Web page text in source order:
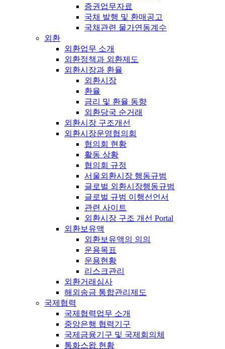
증권업무자료
국채 발행 및 환매공고
국채관련 물가연동계수
외환
외환업무 소개
외환정책과 외환제도
외환시장과 환율
외환시장
환율
금리 및 환율 동향
외환당국 순거래
외환시장 구조개선
외환시장운영협의회
협의회 현황
활동 상황
협의회 규정
서울외환시장 행동규범
글로벌 외환시장행동규범
글로벌 규범 이행선언서
관련 사이트
외환시장 구조 개선 Portal
외환보유액
외환보유액의 의의
운용목표
운용현황
리스크관리
외환거래심사
해외송금 통합관리제도
국제협력
국제협력업무 소개
중앙은행 협력기구
국제금융기구 및 국제회의체
통화스왑 현황